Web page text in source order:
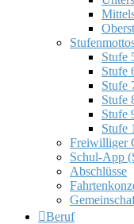
Stufe
Stufe
Stufe
Stufe
Stufe
Stufe
Freiwilliger
Schul-App
Abschlüsse
Beruf